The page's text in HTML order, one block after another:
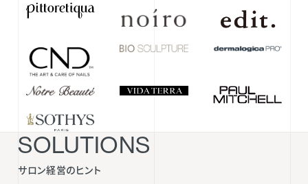
SOLUTIONS
サロン経営のヒント